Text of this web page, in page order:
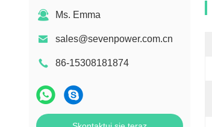
Ms. Emma
sales@sevenpower.com.cn
86-15308181874